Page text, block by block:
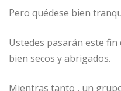
Pero quédese bien
Ustedes pasarán este
bien secos y abrigados.
Mientras tanto , un